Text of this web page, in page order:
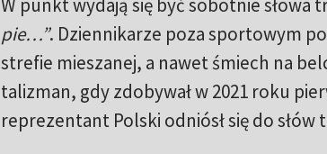
W punkt wydają się być sobotnie słowa
pie…”. Dziennikarze poza sportowym
strefie mieszanej, a nawet śmiech na
talizman, gdy zdobywał w 2021 roku
reprezentant Polski odniósł się do słów